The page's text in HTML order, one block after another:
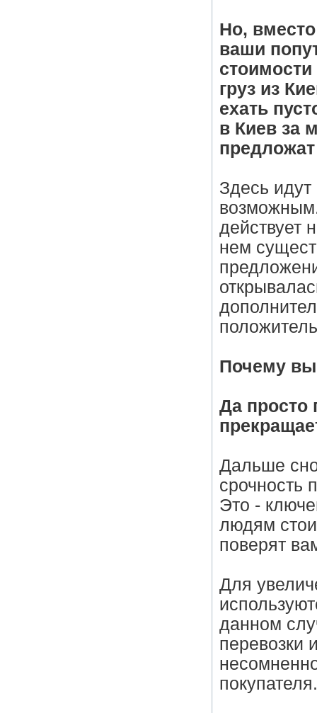
Но,
ваши
груз из
ехать
в Киев за
Здесь
действует
нем
Почему
Да просто
Дальше
срочность
Это -
людям
поверят
Для
данном
перевозки
покупателя.